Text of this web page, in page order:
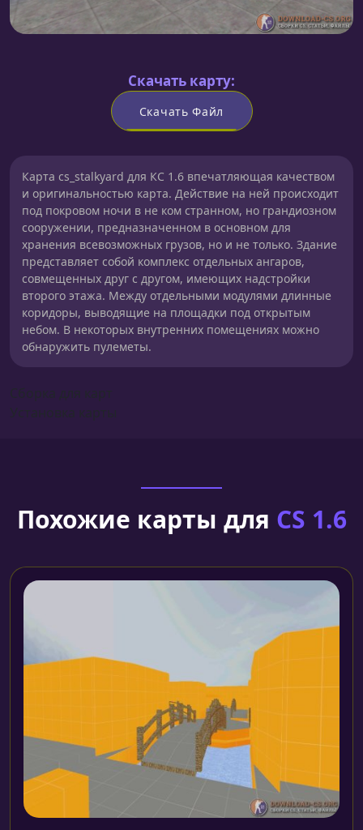
Скачать карту:
Скачать Файл
Карта cs_stalkyard для КС 1.6 впечатляющая качеством
и оригинальностью карта. Действие на ней происходит
под покровом ночи в не ком странном, но грандиозном
сооружении, предназначенном в основном для
хранения всевозможных грузов, но и не только. Здание
представляет собой комплекс отдельных ангаров,
совмещенных друг с другом, имеющих надстройки
второго этажа. Между отдельными модулями длинные
коридоры, выводящие на площадки под открытым
небом. В некоторых внутренних помещениях можно
обнаружить пулеметы.
Похожие карты для CS 1.6